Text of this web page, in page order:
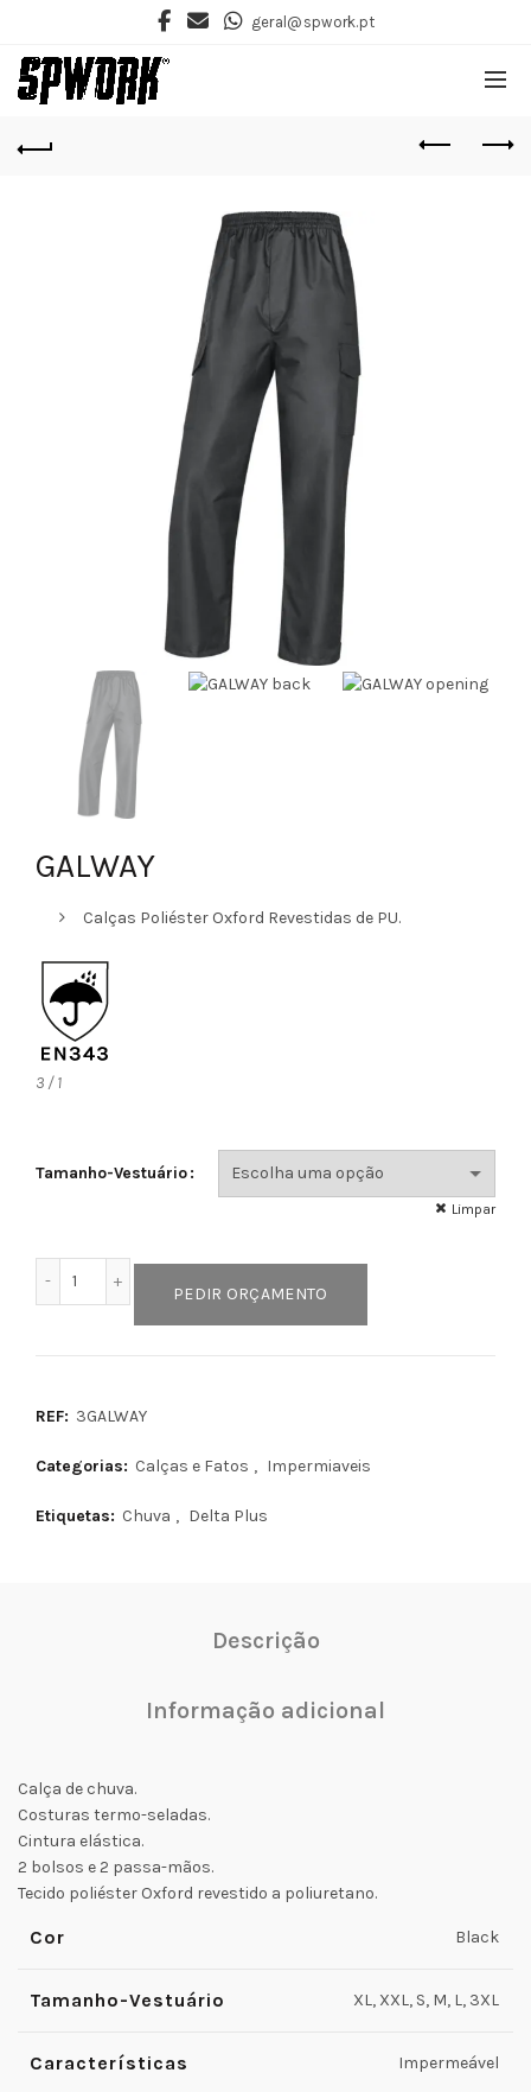
geral@spwork.pt
GALWAY
Calças Poliéster Oxford Revestidas de PU.
3 / 1
Tamanho-Vestuário
Limpar
Quantidade de GALWAY
PEDIR ORÇAMENTO
REF: 3GALWAY
Categorias: Calças e Fatos , Impermiaveis
Etiquetas: Chuva , Delta Plus
Descrição
Informação adicional
Calça de chuva.
Costuras termo-seladas.
Cintura elástica.
2 bolsos e 2 passa-mãos.
Tecido poliéster Oxford revestido a poliuretano.
Cor Black
Tamanho-Vestuário XL, XXL, S, M, L, 3XL
Características Impermeável